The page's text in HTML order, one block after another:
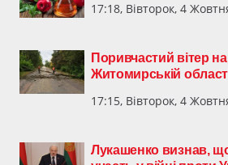
17:18, Вівторок, 4
Поривчастий вітер
Житомирській
17:15, Вівторок, 4
Лукашенко визнав,